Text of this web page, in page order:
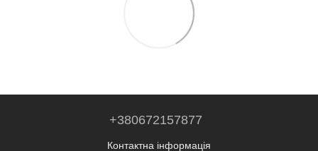
+380672157877
Контактна інформація